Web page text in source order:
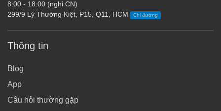
8:00 - 18:00 (nghỉ CN)
299/9 Lý Thường Kiệt, P15, Q11, HCM
Chỉ đường
Thông tin
Blog
App
Câu hỏi thường gặp